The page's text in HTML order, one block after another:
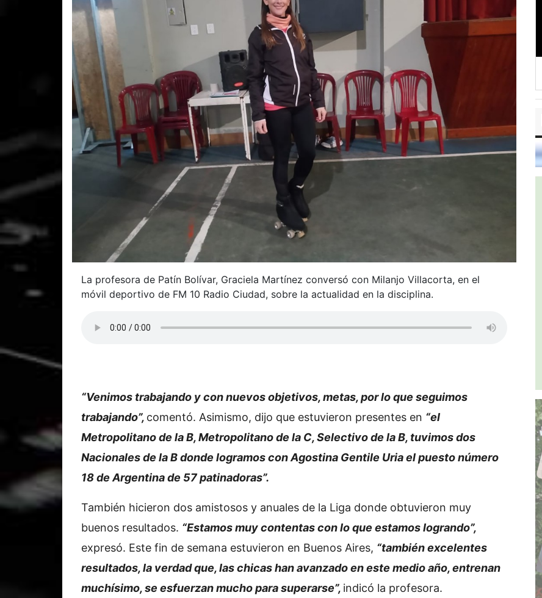
La profesora de Patín Bolívar, Graciela Martínez conversó con Milanjo Villacorta, en el
móvil deportivo de FM 10 Radio Ciudad, sobre la actualidad en la disciplina.
“Venimos trabajando y con nuevos objetivos, metas, por lo que seguimos
trabajando”, comentó. Asimismo, dijo que estuvieron presentes en “el
Metropolitano de la B, Metropolitano de la C, Selectivo de la B, tuvimos dos
Nacionales de la B donde logramos con Agostina Gentile Uria el puesto número
18 de Argentina de 57 patinadoras”.
También hicieron dos amistosos y anuales de la Liga donde obtuvieron muy
buenos resultados. “Estamos muy contentas con lo que estamos logrando”,
expresó. Este fin de semana estuvieron en Buenos Aires, “también excelentes
resultados, la verdad que, las chicas han avanzado en este medio año, entrenan
muchísimo, se esfuerzan mucho para superarse”, indicó la profesora.